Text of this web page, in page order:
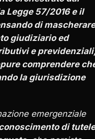
Legge 57/2016 e il
di mascherare
giudiziario ed
e
comprendere
la giurisdizione
emergenziale
di tutele